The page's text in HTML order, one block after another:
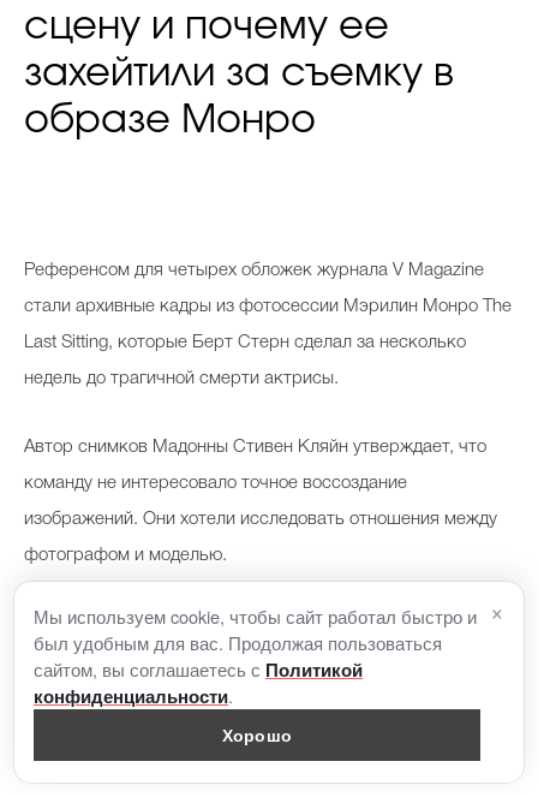
сцену и почему ее
захейтили за съемку в
образе Монро
Референсом для четырех обложек журнала V Magazine
стали архивные кадры из фотосессии Мэрилин Монро The
Last Sitting, которые Берт Стерн сделал за несколько
недель до трагичной смерти актрисы.
Автор снимков Мадонны Стивен Кляйн утверждает, что
команду не интересовало точное воссоздание
изображений. Они хотели исследовать отношения между
фотографом и моделью.
«Когда я отправлял Мадонне фотографии, ее
действительно поразила яркая хрупкость Мэрилин в тот
момент ее жизни. Мы надеемся, что отдали дань уважения
великой работе Берта Стерна и Мэрилин Монро», —
Мы используем cookie, чтобы сайт работал быстро и
был удобным для вас. Продолжая пользоваться
сайтом, вы соглашаетесь с Политикой
конфиденциальности.
Хорошо
×